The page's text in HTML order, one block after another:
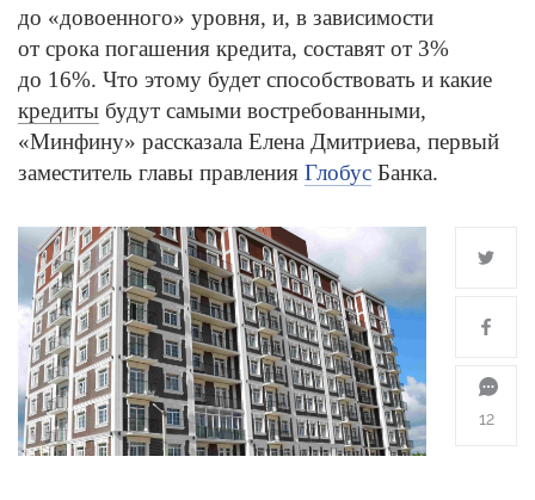
до «довоенного» уровня, и, в зависимости
от срока погашения кредита, составят от 3%
до 16%. Что этому будет способствовать и какие
кредиты будут самыми востребованными,
«Минфину» рассказала Елена Дмитриева, первый
заместитель главы правления Глобус Банка.
12